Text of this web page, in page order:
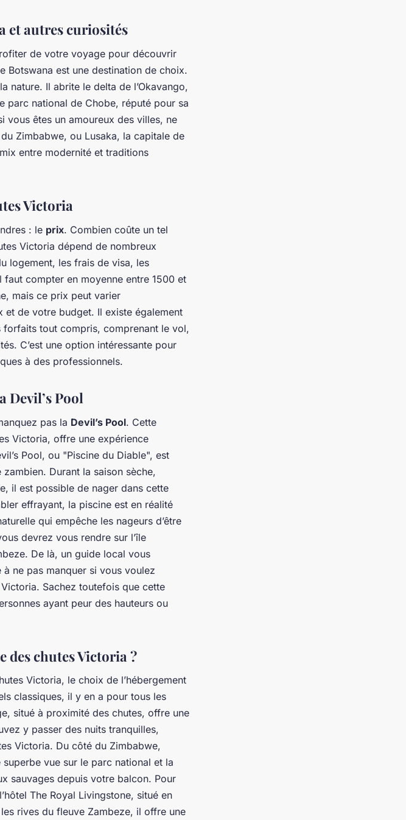
et autres curiosités
de votre voyage pour découvrir
Botswana est une destination de choix.
nature. Il abrite le delta de l’Okavango,
parc national de Chobe, réputé pour sa
vous êtes un amoureux des villes, ne
Zimbabwe, ou Lusaka, la capitale de
entre modernité et traditions
Victoria
: le prix. Combien coûte un tel
Victoria dépend de nombreux
logement, les frais de visa, les
compter en moyenne entre 1500 et
mais ce prix peut varier
de votre budget. Il existe également
tout compris, comprenant le vol,
C’est une option intéressante pour
à des professionnels.
Devil’s Pool
pas la Devil’s Pool. Cette
Victoria, offre une expérience
Pool, ou "Piscine du Diable", est
Durant la saison sèche,
il est possible de nager dans cette
effrayant, la piscine est en réalité
qui empêche les nageurs d’être
devrez vous rendre sur l’île
. De là, un guide local vous
ne pas manquer si vous voulez
Sachez toutefois que cette
ayant peur des hauteurs ou
des chutes Victoria ?
Victoria, le choix de l’hébergement
classiques, il y en a pour tous les
situé à proximité des chutes, offre une
y passer des nuits tranquilles,
Victoria. Du côté du Zimbabwe,
vue sur le parc national et la
sauvages depuis votre balcon. Pour
The Royal Livingstone, situé en
rives du fleuve Zambeze, il offre une